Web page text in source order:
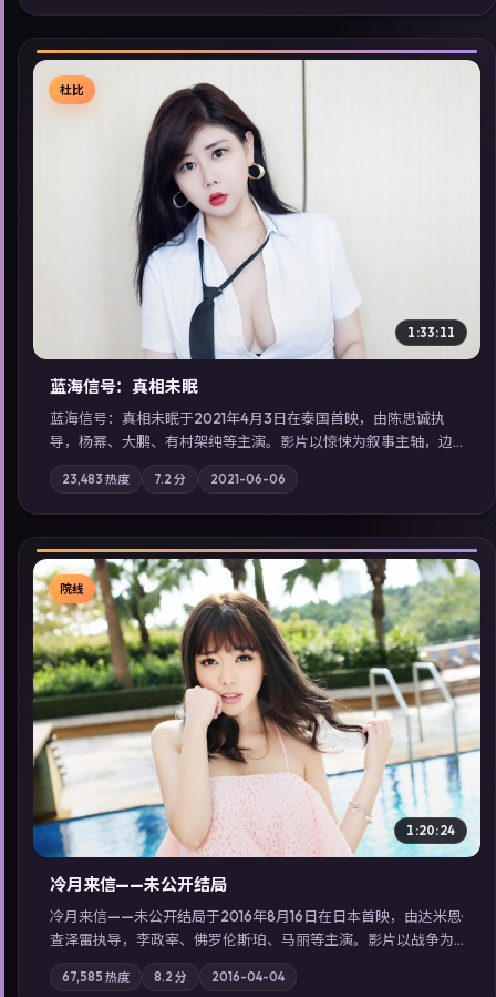
同类型高分佳作，畅享高清在线追剧体验。
▶
杜比
1:33:11
蓝海信号：真相未眠
蓝海信号：真相未眠于2021年4月3日在泰国首映，由陈思诚执
导，杨幂、大鹏、有村架纯等主演。影片以惊悚为叙事主轴，边
境小镇的平静被一封匿名信彻底打破；摄影与配乐强化地域气
质；站内亦可通过「国产免费观看高清电视剧在线看」延展检索
同类型高分佳作，畅享高清在线追剧体验。
23,483 热度 7.2 分 2021-06-06
▶
院线
1:20:24
冷月来信——未公开结局
冷月来信——未公开结局于2016年8月16日在日本首映，由达米恩·
查泽雷执导，李政宰、佛罗伦斯·珀、马丽等主演。影片以战争为
叙事主轴，一场意外将众人卷入不可撤回的连锁反应；摄影与配
乐强化地域气质；站内亦可通过「国产免费观看高清电视剧在线
67,585 热度 8.2 分 2016-04-04